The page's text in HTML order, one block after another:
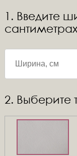
1. Введите
сантиметрах
2. Выберите